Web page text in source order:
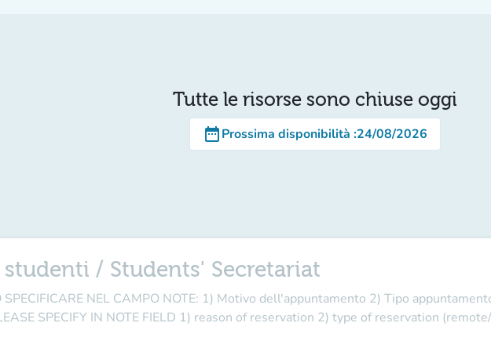
Tutte le risorse sono chiuse oggi
date_rangeProssima disponibilità :24/08/2026
studenti / Students' Secretariat
SPECIFICARE NEL CAMPO NOTE: 1) Motivo dell'appuntamento 2) Tipo
SPECIFY IN NOTE FIELD 1) reason of reservation 2) type of reservation